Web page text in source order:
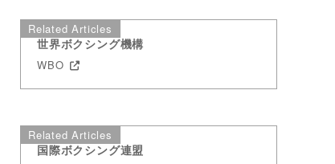
Related Articles
世界ボクシング機構
WBO
Related Articles
国際ボクシング連盟